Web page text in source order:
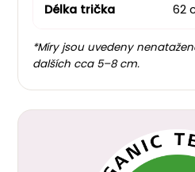
Délka trička 62
*Míry jsou uvedeny
dalších cca 5–8 cm.